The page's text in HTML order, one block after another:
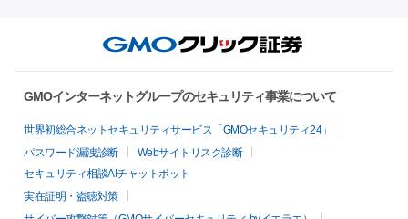
GMOインターネットグループのセキュリティ事業について
世界初総合ネットセキュリティサービス「GMOセキュリティ24」
パスワード漏洩診断
Webサイトリスク診断
セキュリティ相談AIチャットボット
実在証明・盗聴対策